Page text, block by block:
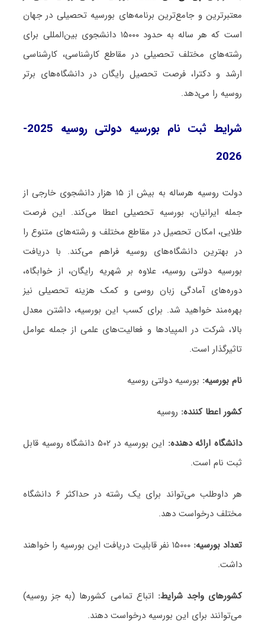
معتبرترین و جامع‌ترین برنامه‌های بورسیه تحصیلی در جهان
است که هر ساله به حدود ۱۵۰۰۰ دانشجوی بین‌المللی برای
رشته‌های مختلف تحصیلی در مقاطع کارشناسی، کارشناسی
ارشد و دکترا، فرصت تحصیل رایگان در دانشگاه‌های برتر
روسیه را می‌دهد.
شرایط ثبت نام بورسیه دولتی روسیه 2025-
2026
دولت روسیه هرساله به بیش از ۱۵ هزار دانشجوی خارجی از
جمله ایرانیان، بورسیه تحصیلی اعطا می‌کند. این فرصت
طلایی، امکان تحصیل در مقاطع مختلف و رشته‌های متنوع را
در بهترین دانشگاه‌های روسیه فراهم می‌کند. با دریافت
بورسیه دولتی روسیه، علاوه بر شهریه رایگان، از خوابگاه،
دوره‌های آمادگی زبان روسی و کمک هزینه تحصیلی نیز
بهره‌مند خواهید شد. برای کسب این بورسیه، داشتن معدل
بالا، شرکت در المپیادها و فعالیت‌های علمی از جمله عوامل
تاثیرگذار است.
نام بورسیه: بورسیه دولتی روسیه
کشور اعطا کننده: روسیه
دانشگاه ارائه دهنده:
این بورسیه در ۵۰۲ دانشگاه روسیه قابل
ثبت نام است.
هر داوطلب می‌تواند برای یک رشته در حداکثر ۶ دانشگاه
مختلف درخواست دهد.
تعداد بورسیه:
۱۵۰۰۰ نفر قابلیت دریافت این بورسیه را خواهند
داشت.
کشورهای واجد شرایط: اتباع تمامی کشورها (به جز روسیه)
می‌توانند برای این بورسیه درخواست دهند.